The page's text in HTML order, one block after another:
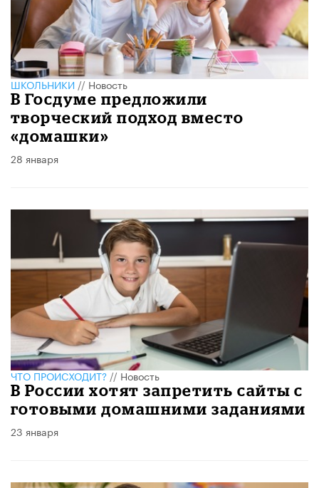
ШКОЛЬНИКИ//Новость
В Госдуме предложили
творческий подход вместо
«домашки»
28 января
ЧТО ПРОИСХОДИТ?//Новость
В России хотят запретить сайты с
готовыми домашними заданиями
23 января